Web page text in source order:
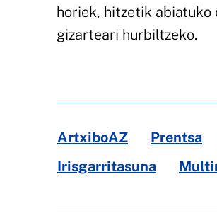
horiek, hitzetik
gizarteari hurbiltzeko.
ArtxiboAZ Prentsa
Irisgarritasuna